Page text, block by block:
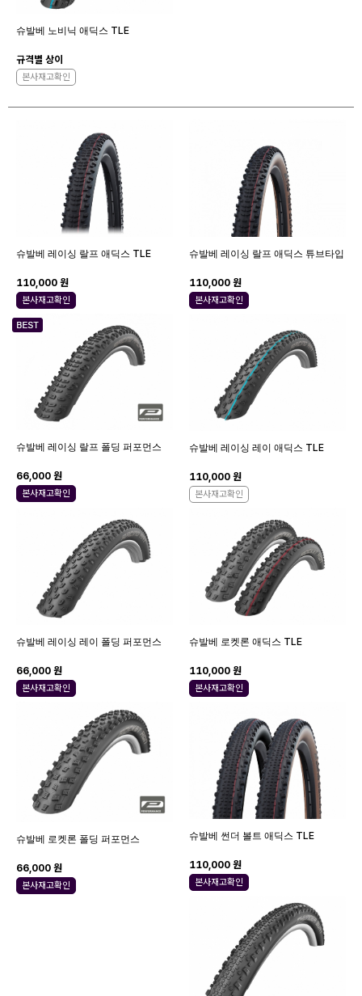
슈발베 노비닉 애딕스 TLE
규격별 상이
본사재고확인
슈발베 레이싱 랄프 애딕스 TLE
110,000 원
본사재고확인
슈발베 레이싱 랄프 애딕스 튜브타입
110,000 원
본사재고확인
슈발베 레이싱 랄프 폴딩 퍼포먼스
66,000 원
본사재고확인
슈발베 레이싱 레이 애딕스 TLE
110,000 원
본사재고확인
슈발베 레이싱 레이 폴딩 퍼포먼스
66,000 원
본사재고확인
슈발베 로켓론 애딕스 TLE
110,000 원
본사재고확인
슈발베 로켓론 폴딩 퍼포먼스
66,000 원
본사재고확인
슈발베 썬더 볼트 애딕스 TLE
110,000 원
본사재고확인